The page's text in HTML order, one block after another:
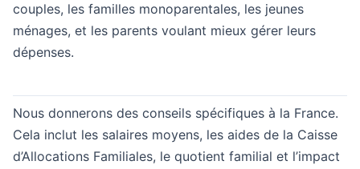
couples, les familles monoparentales, les jeunes
ménages, et les parents voulant mieux gérer leurs
dépenses.
Nous donnerons des conseils spécifiques à la France.
Cela inclut les salaires moyens, les aides de la Caisse
d’Allocations Familiales, le quotient familial et l’impact